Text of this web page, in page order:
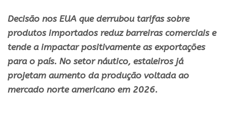
Decisão nosEUA que derrubou tarifas sobre
produtos importados reduz barreiras comerciais e
tende a impactar positivamente as exportações
para o país. No setor náutico, estaleiros já
projetam aumento da produção voltada ao
mercado norte americano em 2026.